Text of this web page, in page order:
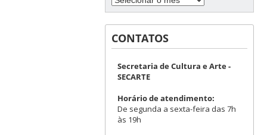
CONTATOS
Secretaria de Cultura e Arte -
SECARTE
Horário de atendimento:
De segunda a sexta-feira das 7h
às 19h